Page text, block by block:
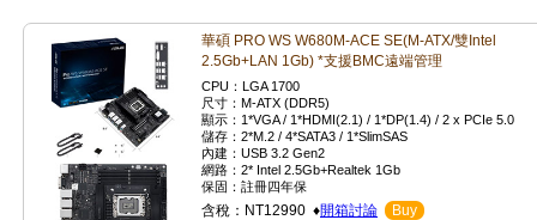
華碩 PRO WS W680M-ACE SE(M-ATX/雙Intel
2.5Gb+LAN 1Gb) *支援BMC遠端管理
CPU：LGA 1700
尺寸：M-ATX (DDR5)
顯示：1*VGA / 1*HDMI(2.1) / 1*DP(1.4) / 2 x PCIe 5.0
儲存：2*M.2 / 4*SATA3 / 1*SlimSAS
內建：USB 3.2 Gen2
網路：2* Intel 2.5Gb+Realtek 1Gb
保固：註冊四年保
含稅：NT12990 ♦開箱討論 Buy